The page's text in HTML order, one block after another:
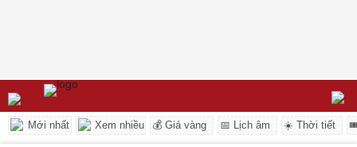
Mới nhất Xem nhiều 💰 Giá vàng 📅 Lịch âm ☀️ Thời tiết